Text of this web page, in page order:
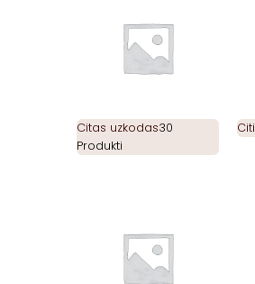
Citas uzkodas30
Produkti
Citi